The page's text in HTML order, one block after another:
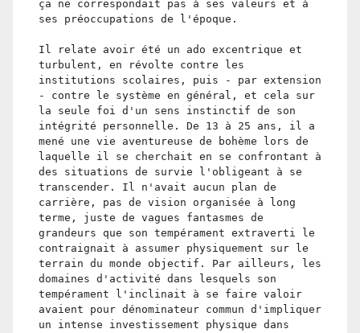
ça ne correspondait pas à ses valeurs et à
ses préoccupations de l'époque.
Il relate avoir été un ado excentrique et
turbulent, en révolte contre les
institutions scolaires, puis - par extension
- contre le système en général, et cela sur
la seule foi d'un sens instinctif de son
intégrité personnelle. De 13 à 25 ans, il a
mené une vie aventureuse de bohème lors de
laquelle il se cherchait en se confrontant à
des situations de survie l'obligeant à se
transcender. Il n'avait aucun plan de
carrière, pas de vision organisée à long
terme, juste de vagues fantasmes de
grandeurs que son tempérament extraverti le
contraignait à assumer physiquement sur le
terrain du monde objectif. Par ailleurs, les
domaines d'activité dans lesquels son
tempérament l'inclinait à se faire valoir
avaient pour dénominateur commun d'impliquer
un intense investissement physique dans